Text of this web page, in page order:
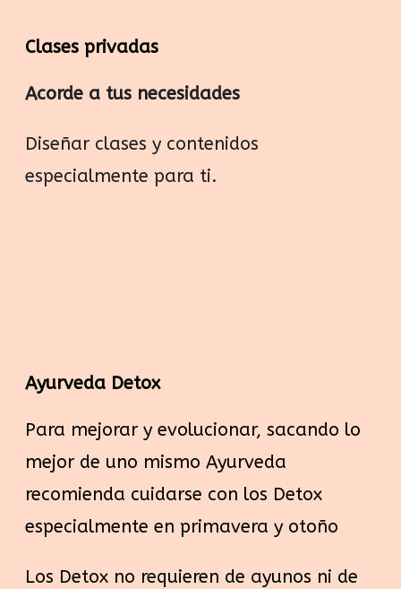
Clases privadas
Acorde a tus necesidades
Diseñar clases y contenidos
especialmente para ti.
Ayurveda Detox​
Para mejorar y evolucionar, sacando lo
mejor de uno mismo Ayurveda
recomienda cuidarse con los Detox
especialmente en primavera y otoño
Los Detox no requieren de ayunos ni de